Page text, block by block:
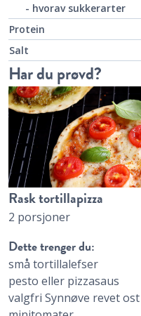
- hvorav sukkerarter
Protein
Salt
Har du prøvd?
Rask tortillapizza
2 porsjoner
Dette trenger du:
små tortillalefser
pesto eller pizzasaus
valgfri Synnøve revet ost